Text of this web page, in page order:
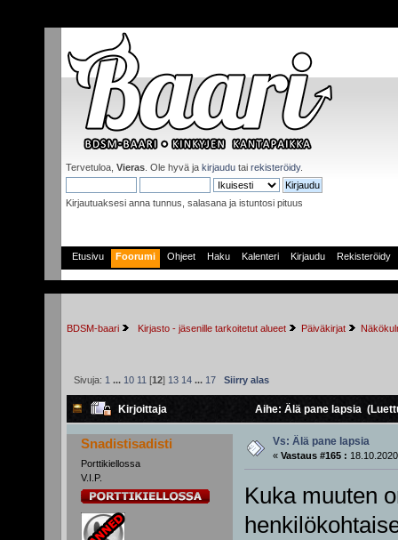
Tervetuloa, Vieras . Ole hyvä ja kirjaudu tai rekisteröidy.
Kirjautuaksesi anna tunnus, salasana ja istuntosi pituus
Etusivu Foorumi Ohjeet Haku Kalenteri Kirjaudu Rekisteröidy
BDSM-baari Kirjasto - jäsenille tarkoitetut alueet Päiväkirjat
Sivuja: 1 ... 10 11 [12] 13 14 ... 17 Siirry alas
Kirjoittaja Aihe: Älä pane lapsia
Snadistisadisti
Porttikiellossa
V.I.P.
Vs: Älä pane lapsia
« Vastaus #165 :
Kuka muuten